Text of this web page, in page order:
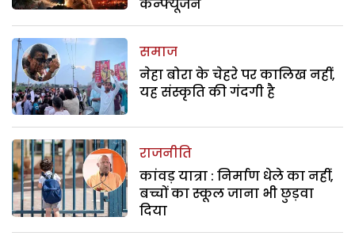
कन्फ्यूजन
समाज
नेहा बोरा के चेहरे पर कालिख नहीं,
यह संस्कृति की गंदगी है
राजनीति
कांवड़ यात्रा : निर्माण धेले का नहीं,
बच्चों का स्कूल जाना भी छुड़वा
दिया